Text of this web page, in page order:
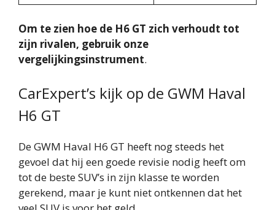
Om te zien hoe de H6 GT zich verhoudt tot
zijn rivalen, gebruik onze
vergelijkingsinstrument.
CarExpert’s kijk op de GWM Haval
H6 GT
De GWM Haval H6 GT heeft nog steeds het
gevoel dat hij een goede revisie nodig heeft om
tot de beste SUV’s in zijn klasse te worden
gerekend, maar je kunt niet ontkennen dat het